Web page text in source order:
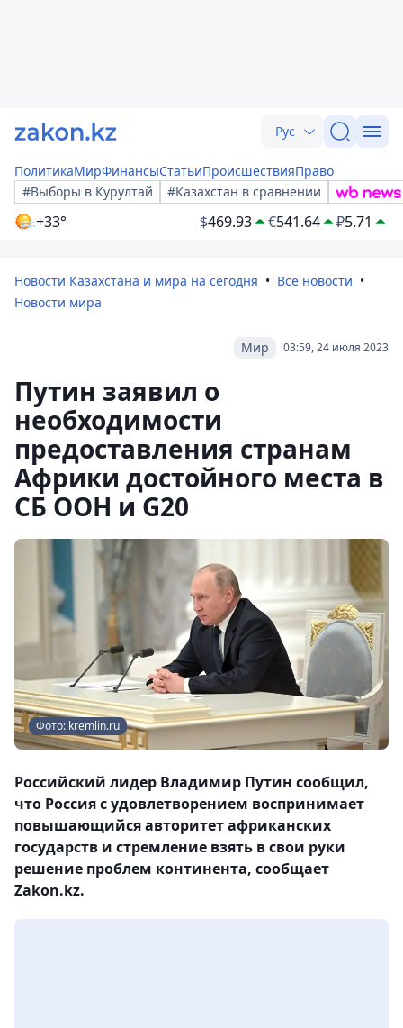
Рус
ПолитикаМирФинансыСтатьиПроисшествияПраво
#Выборы в Курултай
#Казахстан в сравнении
+33° $469.93 €541.64 ₽5.71
Новости Казахстана и мира на сегодня
Все новости
Новости мира
03:59, 24 июля 2023
Мир
Путин заявил о
необходимости
предоставления странам
Африки достойного места в
СБ ООН и G20
Фото: kremlin.ru
Российский лидер Владимир Путин сообщил,
что Россия с удовлетворением воспринимает
повышающийся авторитет африканских
государств и стремление взять в свои руки
решение проблем континента, сообщает
Zakon.kz.